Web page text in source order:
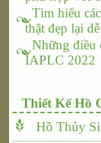
Tìm hiểu
thật đẹp lại
Những điều
IAPLC 2022
Thiết Kế Hồ
Hồ Thủy